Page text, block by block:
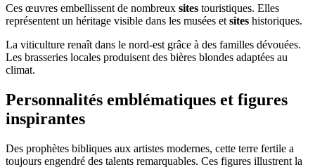
Ces œuvres embellissent de nombreux sites touristiques. Elles
représentent un héritage visible dans les musées et sites historiques.
La viticulture renaît dans le nord-est grâce à des familles dévouées.
Les brasseries locales produisent des bières blondes adaptées au
climat.
Personnalités emblématiques et figures
inspirantes
Des prophètes bibliques aux artistes modernes, cette terre fertile a
toujours engendré des talents remarquables. Ces figures illustrent la